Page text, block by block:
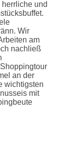
und
Wir
am
nachließ
an der
wichtigsten
mit